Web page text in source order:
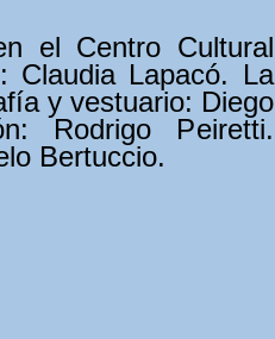
el Centro Cultural
Claudia Lapacó. La
y vestuario: Diego
Rodrigo Peiretti.
Bertuccio.